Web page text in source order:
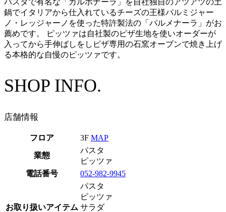
鍋でイタリアから仕入れているチーズの王様パルミジャー
ノ・レッジャーノを使った特許製法の「パルメナーラ」がお
薦めです。 ピッツァは自社製のピザ生地を使いオーダーが
入ってから手伸ばしをしピザ専用の石窯オーブンで焼き上げ
る本格的な自慢のピッツァです。
SHOP INFO.
店舗情報
フロア 3F MAP
業態
パスタ
ピッツァ
電話番号
052-982-9945
お取り扱いアイテム
パスタ
ピッツァ
サラダ